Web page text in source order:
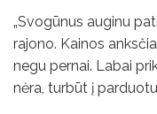
„Svogūnus auginu
rajono. Kainos
negu pernai. Labai
nėra, turbūt į